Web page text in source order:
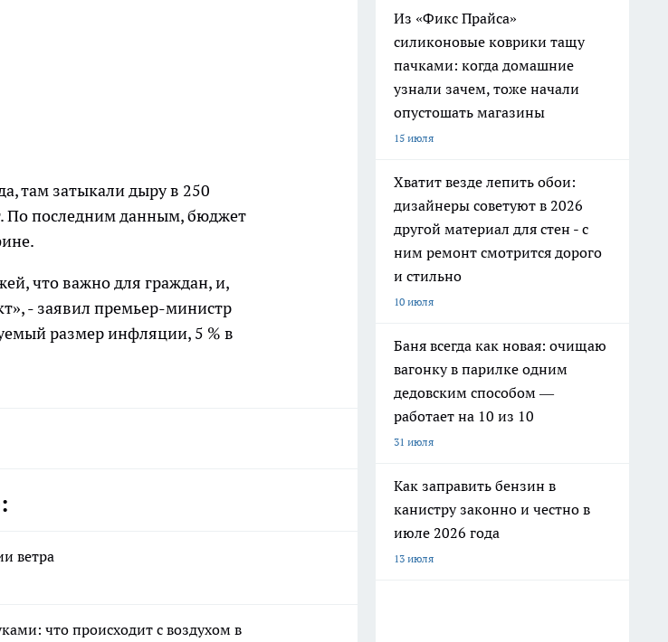
там затыкали дыру в 250
По последним данным, бюджет
что важно для граждан, и,
- заявил премьер-министр
размер инфляции, 5 % в
ветра
что происходит с воздухом в
Из «Фикс Прайса»
силиконовые коврики тащу
пачками: когда домашние
узнали зачем, тоже начали
опустошать магазины
15 июля
Хватит везде лепить обои:
дизайнеры советуют в 2026
другой материал для стен - с
ним ремонт смотрится дорого
и стильно
10 июля
Баня всегда как новая: очищаю
вагонку в парилке одним
дедовским способом —
работает на 10 из 10
31 июля
Как заправить бензин в
канистру законно и честно в
июле 2026 года
13 июля